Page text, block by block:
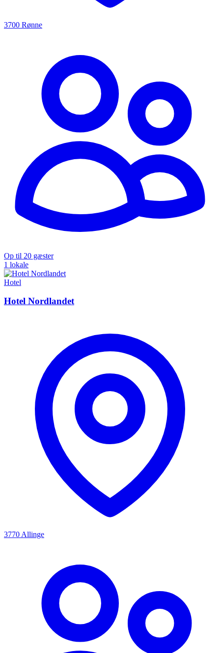
3700 Rønne
Op til 20 gæster
1 lokale
Hotel
Hotel Nordlandet
3770 Allinge